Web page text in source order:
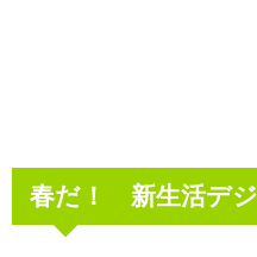
春だ！ 新生活デ